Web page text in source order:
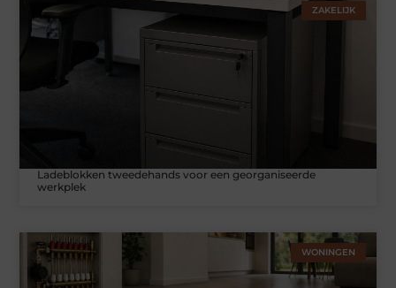
ZAKELIJK
Ladeblokken tweedehands voor een georganiseerde
werkplek
WONINGEN